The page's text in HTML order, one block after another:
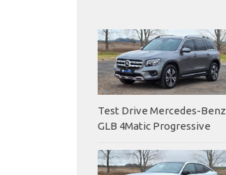
Test Drive Mercedes-Benz
GLB 4Matic Progressive